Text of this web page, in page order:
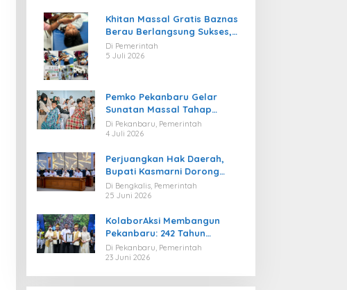
Khitan Massal Gratis Baznas
Berau Berlangsung Sukses,
Hadirkan Kebahagiaan bagi
Puluhan Anak
Di Pemerintah
5 Juli 2026
Pemko Pekanbaru Gelar
Sunatan Massal Tahap
Kedua, 100 Anak Ikuti Khitan
Gratis
Di Pekanbaru, Pemerintah
4 Juli 2026
Perjuangkan Hak Daerah,
Bupati Kasmarni Dorong
BUMD PT BLJ Diprioritaskan
Kelola Migas
Di Bengkalis, Pemerintah
25 Juni 2026
KolaborAksi Membangun
Pekanbaru: 242 Tahun
Melangkah Menuju Kota yang
Lebih Maju
Di Pekanbaru, Pemerintah
23 Juni 2026